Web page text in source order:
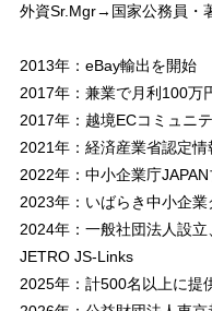
外資Sr.Mgr→国家公務員・
2013年：eBay輸出を開始
2017年：兼業で月利100万
2017年：越境ECコミュニ
2021年：経済産業省認定
2022年：中小企業庁
2023年：いばらき中小企
2024年：一般社団法人設立
JETRO JS-Links
2025年：計500名以上に提